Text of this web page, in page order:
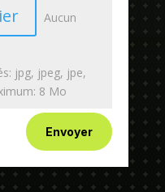
Aucun
jpg, jpeg, jpe,
8 Mo
Envoyer